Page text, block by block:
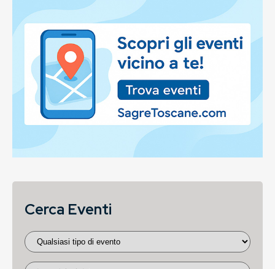
Cerca Eventi